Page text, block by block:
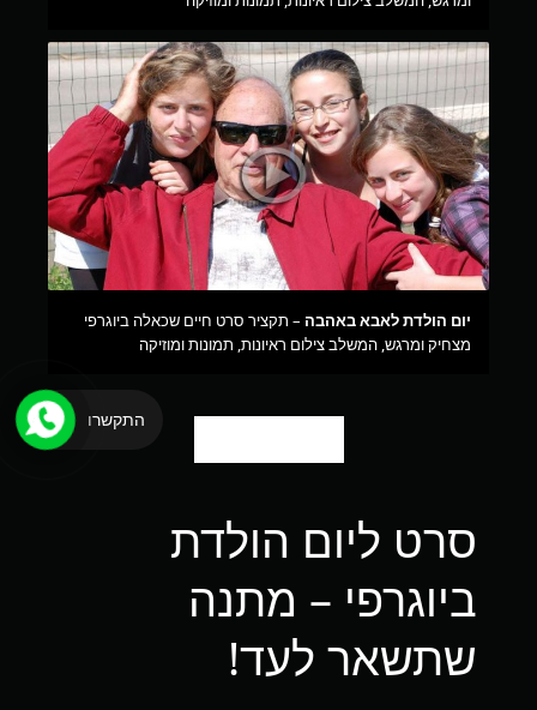
יום הולדת לאבא באהבה – תקציר סרט חיים שכאלה ביוגרפי
מצחיק ומרגש, המשלב צילום ראיונות, תמונות ומוזיקה
סרט ליום הולדת
ביוגרפי – מתנה
שתשאר לעד!
התקשרו